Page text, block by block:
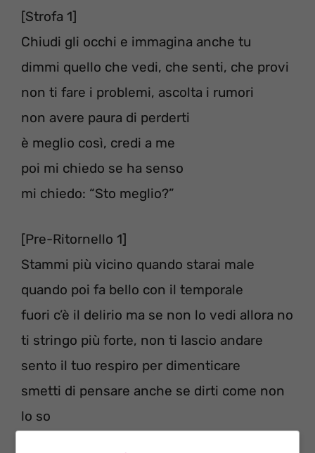
[Strofa 1]
Chiudi gli occhi e immagina anche tu
dimmi quello che vedi, che senti, che provi
non ti fare i problemi, ascolta i rumori
non avere paura di perderti
è meglio così, credi a me
poi mi chiedo se ha senso
mi chiedo: “Sto meglio?”
[Pre-Ritornello 1]
Stammi più vicino quando starai male
quando poi fa bello con il temporale
fuori c’è il delirio ma se non lo vedi allora no
ti stringo più forte, non ti lascio andare
sento il tuo respiro per dimenticare
smetti di pensare anche se dirti come non
lo so